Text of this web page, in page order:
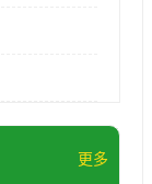
更多